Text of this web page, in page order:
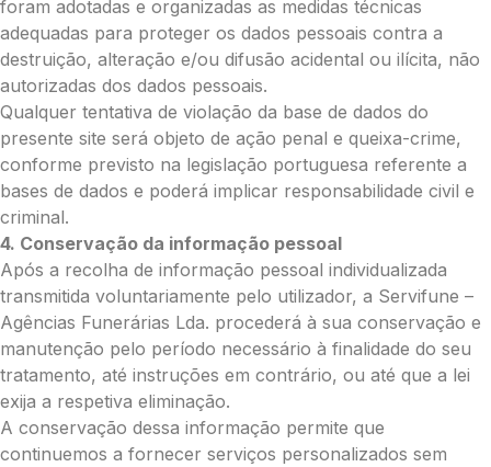
Pague mais tarde
Pedidos/Informações adicionais
0.00
€
Enviar Flores (Paypal)
foram adotadas e organizadas as medidas técnicas
adequadas para proteger os dados pessoais contra a
destruição, alteração e/ou difusão acidental ou ilícita, não
autorizadas dos dados pessoais.
Qualquer tentativa de violação da base de dados do
presente site será objeto de ação penal e queixa-crime,
conforme previsto na legislação portuguesa referente a
bases de dados e poderá implicar responsabilidade civil e
criminal.
4. Conservação da informação pessoal
Após a recolha de informação pessoal individualizada
transmitida voluntariamente pelo utilizador, a Servifune –
Agências Funerárias Lda. procederá à sua conservação e
manutenção pelo período necessário à finalidade do seu
tratamento, até instruções em contrário, ou até que a lei
exija a respetiva eliminação.
A conservação dessa informação permite que
continuemos a fornecer serviços personalizados sem